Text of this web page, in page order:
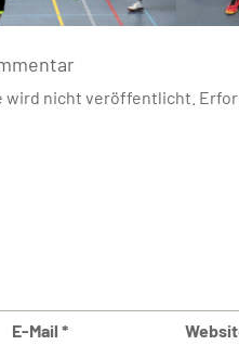
wird nicht veröffentlicht.
E-Mail *